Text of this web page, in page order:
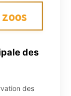
des
des